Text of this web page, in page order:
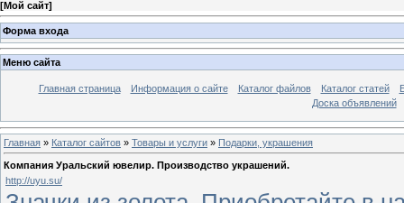
[Мой сайт]
Форма входа
Меню сайта
Главная страница Информация о сайте Каталог файлов Каталог статей
Доска объявлений
Главная » Каталог сайтов » Товары и услуги » Подарки, украшения
Компания Уральский ювелир. Производство украшений.
http://uyu.su/